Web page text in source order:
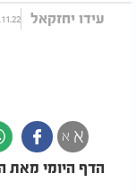
עידו יחזקאל 03.11.22 ט' חשון התשפ"ג,
א א
הדף היומי מאת